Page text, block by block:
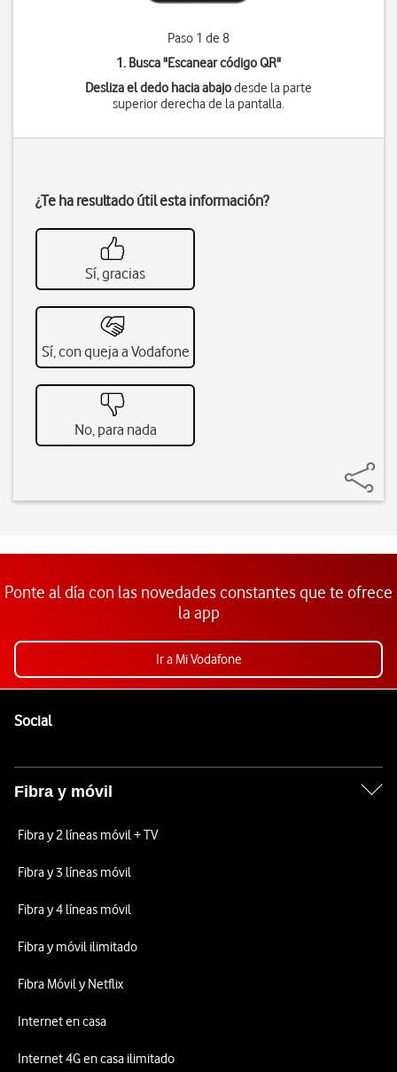
Paso 1 de 8
1. Busca "Escanear código QR"
Desliza el dedo hacia abajodesde la parte
superior derecha de la pantalla.
¿Te ha resultado útil esta información?
Sí, gracias
Sí, con queja a Vodafone
No, para nada
Ponte al día con las novedades constantes que te ofrece
la app
Ir a Mi Vodafone
SocialEnlaces a las redes sociales de Vodafone
Fibra y móvil
Fibra y 2 líneas móvil + TV
Fibra y 3 líneas móvil
Fibra y 4 líneas móvil
Fibra y móvil ilimitado
Fibra Móvil y Netflix
Internet en casa
Internet 4G en casa ilimitado